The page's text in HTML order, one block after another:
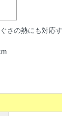
さの熱にも対応